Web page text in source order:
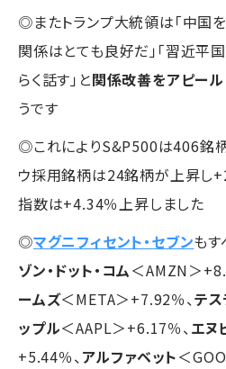
◎またトランプ大統領は「中国
関係はとても良好だ」「習近平
らく話す」と関係改善をアピール
うです
◎これによりS&P500は406銘
ウ採用銘柄は24銘柄が上昇し
指数は+4.34％上昇しました
◎マグニフィセント・セブンもす
ゾン・ドット・コム＜AMZN＞
ームズ＜META＞+7.92％、テス
ップル＜AAPL＞+6.17％、エヌ
+5.44％、アルファベット＜